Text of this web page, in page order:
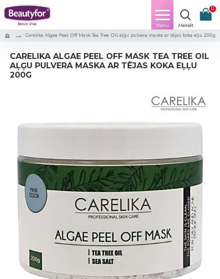
0
Carelika Algae Peel Off Mask Tea Tree Oil aļģu pulvera maska ar tējas koka eļļu 200g
CARELIKA ALGAE PEEL OFF MASK TEA TREE OIL
AĻĢU PULVERA MASKA AR TĒJAS KOKA EĻĻU
200G